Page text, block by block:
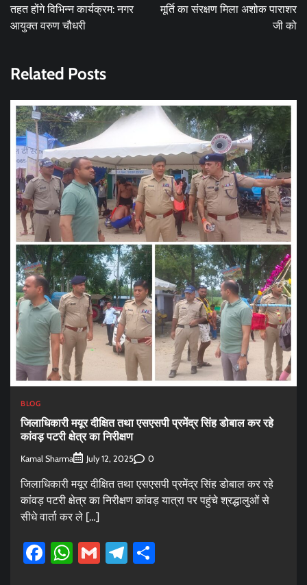
तहत होंगे विभिन्न कार्यक्रम: नगर
आयुक्त वरुण चौधरी
मूर्ति का संरक्षण मिला अशोक पाराशर
जी को
Related Posts
BLOG
जिलाधिकारी मयूर दीक्षित तथा एसएसपी प्रमेंद्र सिंह डोबाल कर रहे
कांवड़ पटरी क्षेत्र का निरीक्षण
Kamal Sharma July 12, 2025 0
जिलाधिकारी मयूर दीक्षित तथा एसएसपी प्रमेंद्र सिंह डोबाल कर रहे
कांवड़ पटरी क्षेत्र का निरीक्षण कांवड़ यात्रा पर पहुंचे श्रद्धालुओं से
सीधे वार्ता कर ले […]
Facebook
WhatsApp
GmailTelegram